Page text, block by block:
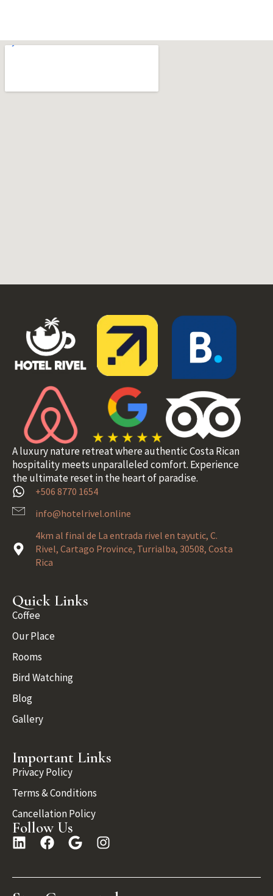
A luxury nature retreat where authentic Costa Rican
hospitality meets unparalleled comfort. Experience
the ultimate reset in the heart of paradise.
+506 8770 1654
info@hotelrivel.online
4km al final de La entrada rivel en tayutic, C.
Rivel, Cartago Province, Turrialba, 30508, Costa
Rica
Quick Links
Coffee
Our Place
Rooms
Bird Watching
Blog
Gallery
Important Links
Privacy Policy
Terms & Conditions
Cancellation Policy
Follow Us